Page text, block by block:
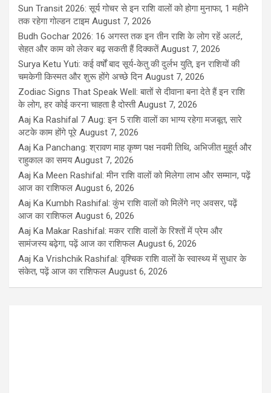
Sun Transit 2026: सूर्य गोचर से इन राशि वालों को होगा मुनाफा, 1 महीने
तक रहेगा गोल्डन टाइम August 7, 2026
Budh Gochar 2026: 16 अगस्त तक इन तीन राशि के लोग रहें अलर्ट,
सेहत और काम को लेकर बढ़ सकती हैं दिक्कतें August 7, 2026
Surya Ketu Yuti: कई वर्षों बाद सूर्य-केतु की दुर्लभ युति, इन राशियों की
चमकेगी किस्मत और शुरू होंगे अच्छे दिन August 7, 2026
Zodiac Signs That Speak Well: बातों से दीवाना बना देते हैं इन राशि
के लोग, हर कोई करना चाहता है दोस्ती August 7, 2026
Aaj Ka Rashifal 7 Aug: इन 5 राशि वालों का भाग्य रहेगा मजबूत, सारे
अटके काम होंगे पूरे August 7, 2026
Aaj Ka Panchang: श्रावण माह कृष्ण पक्ष नवमी तिथि, अभिजीत मुहूर्त और
राहुकाल का समय August 7, 2026
Aaj Ka Meen Rashifal: मीन राशि वालों को मिलेगा लाभ और सम्मान, पढ़ें
आज का राशिफल August 6, 2026
Aaj Ka Kumbh Rashifal: कुंभ राशि वालों को मिलेंगे नए अवसर, पढ़ें
आज का राशिफल August 6, 2026
Aaj Ka Makar Rashifal: मकर राशि वालों के रिश्तों में प्रेम और
सामंजस्य बढ़ेगा, पढ़ें आज का राशिफल August 6, 2026
Aaj Ka Vrishchik Rashifal: वृश्चिक राशि वालों के स्वास्थ्य में सुधार के
संकेत, पढ़ें आज का राशिफल August 6, 2026